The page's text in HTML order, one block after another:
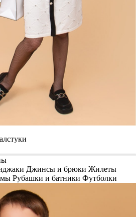
Джинсы и брюки Жилеты
Рубашки и батники Футболки